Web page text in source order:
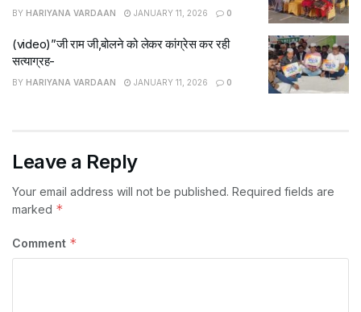
BY HARIYANA VARDAAN JANUARY 11, 2026 0
(video)”जी राम जी,बोलने को लेकर कांग्रेस कर रही
सत्याग्रह-
BY HARIYANA VARDAAN JANUARY 11, 2026 0
Leave a Reply
Your email address will not be published. Required fields are
marked *
Comment *